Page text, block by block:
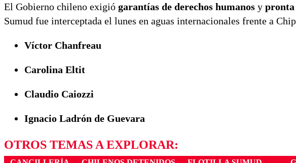
El Gobierno chileno exigió garantías de derechos humanos y
Sumud fue interceptada el lunes en aguas internacionales frente a
Víctor Chanfreau
Carolina Eltit
Claudio Caiozzi
Ignacio Ladrón de Guevara
OTROS TEMAS A EXPLORAR: